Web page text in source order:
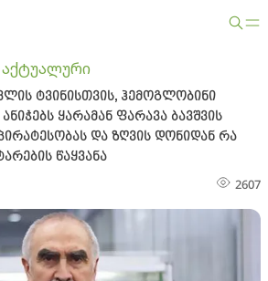
აქტუალური
ტვინისთვის, ჰემოგლობინი
ყარამან ფარავა ბავშვის
და ზღვის დონიდან რა
წაყვანა
2607